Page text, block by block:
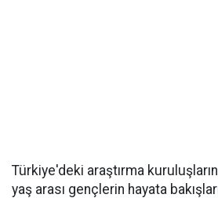
Türkiye'deki araştırma
yaş arası gençlerin hayata